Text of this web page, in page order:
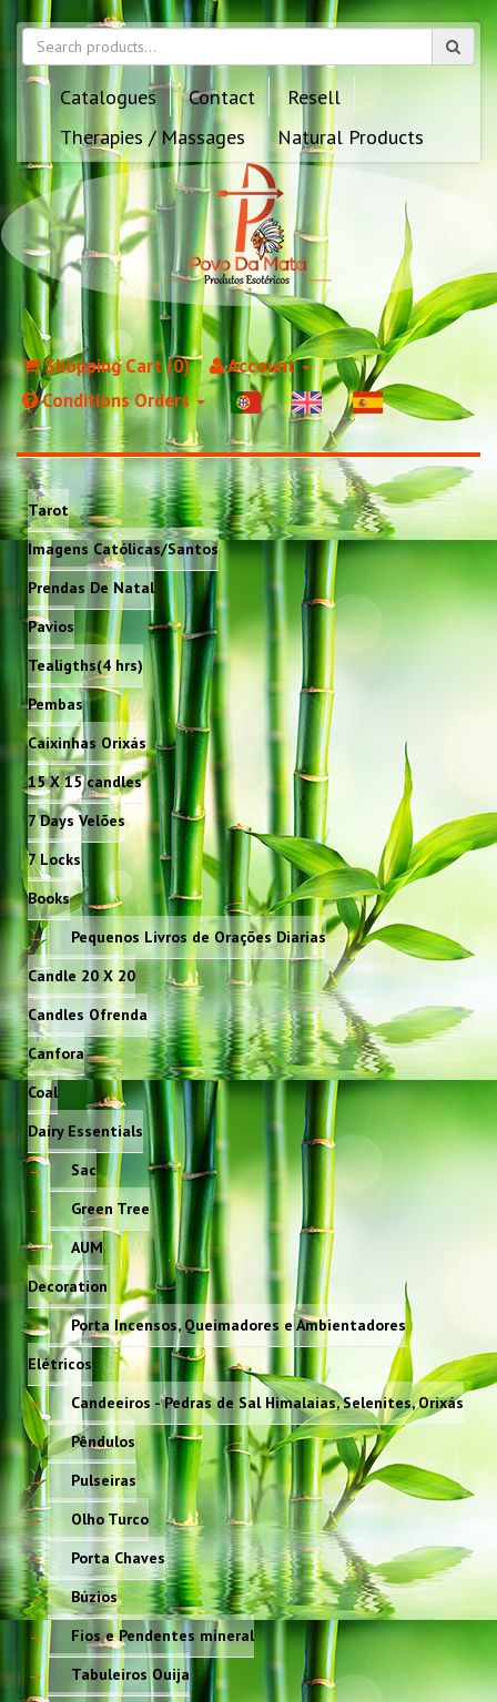
Catalogues Contact
Resell
Therapies / Massages
Natural Products
Shopping Cart (0)
Account
Conditions Orders
Tarot
Imagens Católicas/Santos
Prendas De Natal
Pavios
Tealigths(4 hrs)
Pembas
Caixinhas Orixás
15 X 15 candles
7 Days Velões
7 Locks
Books
Pequenos Livros de Orações Diarias
Candle 20 X 20
Candles Ofrenda
Canfora
Coal
Dairy Essentials
Sac
Green Tree
AUM
Decoration
Porta Incensos, Queimadores e Ambientadores
Elétricos
Candeeiros - Pedras de Sal Himalaias, Selenites, Orixás
Pêndulos
Pulseiras
Olho Turco
Porta Chaves
Búzios
Fios e Pendentes mineral
Tabuleiros Ouija